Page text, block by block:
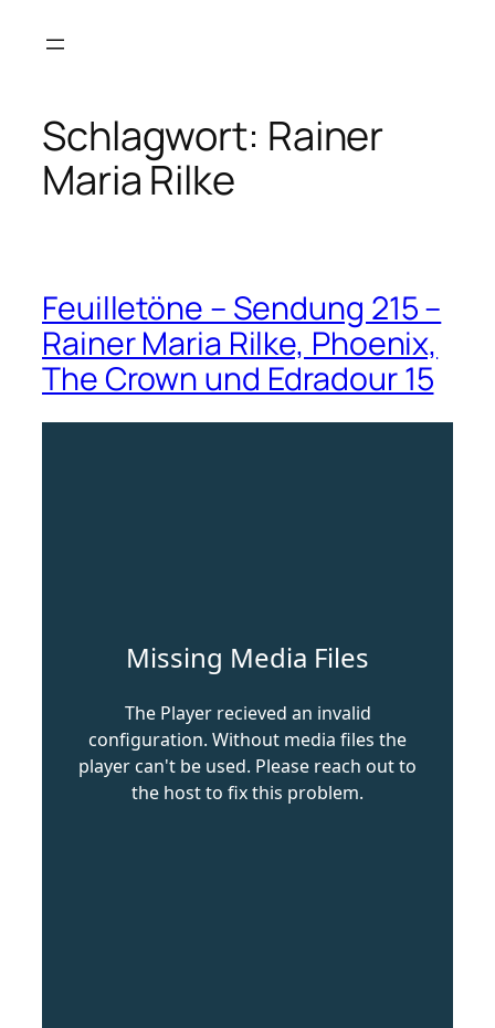
Inhalt
Schlagwort: Rainer
Maria Rilke
Feuilletöne – Sendung 215 –
Rainer Maria Rilke, Phoenix,
The Crown und Edradour 15